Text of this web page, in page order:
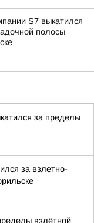
S7 выкатился
полосы
за пределы
за взлетно-
взлётной